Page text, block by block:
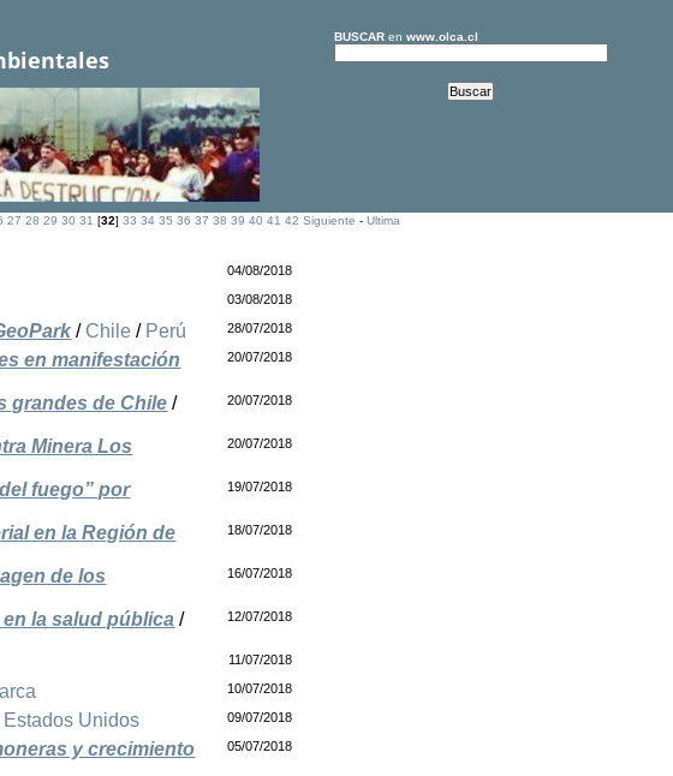
BUSCARen www.olca.cl
27 28 29 30 31 [32] 33 34 35 36 37 38 39 40 41 42 Siguiente - Ultima
04/08/2018
03/08/2018
/ Chile / Perú 28/07/2018
en manifestación
20/07/2018
grandes de Chile /
20/07/2018
Minera Los
20/07/2018
fuego” por
19/07/2018
en la Región de
18/07/2018
de los
16/07/2018
la salud pública /
12/07/2018
11/07/2018
10/07/2018
Estados Unidos 09/07/2018
y crecimiento
05/07/2018